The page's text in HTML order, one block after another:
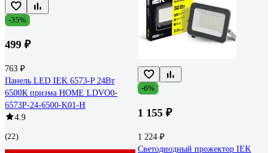
-35%
499 ₽
763 ₽
Панель LED IEK 6573-P 24Вт
6500К призма HOME LDVO0-
6573P-24-6500-K01-H
4.9
(22)
-6%
1 155 ₽
1 224 ₽
Светодиодный прожектор IEK